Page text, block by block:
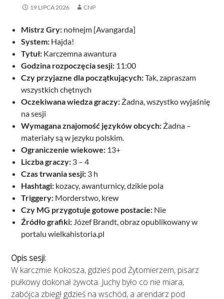
19 LIPCA 2026 CNP
Mistrz Gry: nołnejm [Avangarda]
System: Hajda!
Tytuł: Karczemna awantura
Godzina rozpoczęcia sesji: 11:00
Czy przyjazne dla początkujących:Tak, zapraszam
wszystkich chętnych
Oczekiwana wiedza graczy: Żadna, wszystko wyjaśnię
na sesji
Wymagana znajomość języków obcych: Żadna –
materiały są w jezyku polskim.
Ograniczenie wiekowe: 13+
Liczba graczy: 3 – 4
Czas trwania sesji: 3 h
Hashtagi: kozacy, awanturnicy, dzikie pola
Triggery: Morderstwo, krew
Czy MG przygotuje gotowe postacie: Nie
Źródło grafiki: Józef Brandt, obraz opublikowany w
portalu wielkahistoria.pl
Opis sesji:
W karczmie Kokosza, gdzieś pod Żytomierzem, pisarz
pułkowy dokonał żywota. Juchy było co nie miara,
zabójca zbiegł gdzieś na wschód, a arendarz pod